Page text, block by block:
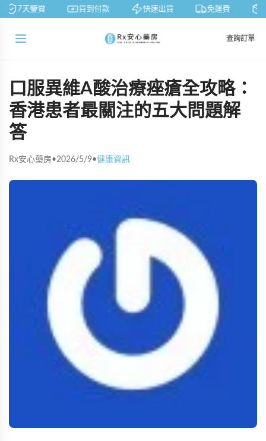
7天鑒賞 貨到付款 快速出貨 免運費 私
查詢訂單
口服異維A酸治療痤瘡全攻略：
香港患者最關注的五大問題解
答
Rx安心藥房•2026/5/9•健康資訊